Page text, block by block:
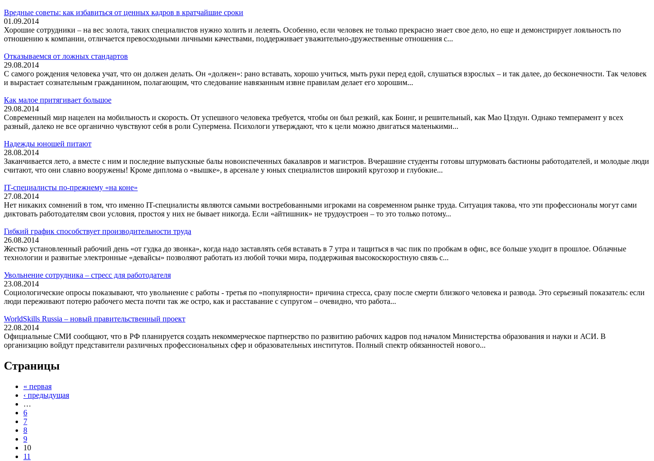
Вредные советы: как избавиться от ценных кадров в кратчайшие сроки
01.09.2014
Хорошие сотрудники – на вес золота, таких специалистов нужно холить и лелеять. Особенно, если человек не только прекрасно знает свое дело, но еще и демонстрирует лояльность по
отношению к компании, отличается превосходными личными качествами, поддерживает уважительно-дружественные отношения с...
Отказываемся от ложных стандартов
29.08.2014
С самого рождения человека учат, что он должен делать. Он «должен»: рано вставать, хорошо учиться, мыть руки перед едой, слушаться взрослых – и так далее, до бесконечности. Так человек
и вырастает сознательным гражданином, полагающим, что следование навязанным извне правилам делает его хорошим...
Как малое притягивает большое
29.08.2014
Современный мир нацелен на мобильность и скорость. От успешного человека требуется, чтобы он был резкий, как Боинг, и решительный, как Мао Цзэдун. Однако темперамент у всех
разный, далеко не все органично чувствуют себя в роли Супермена. Психологи утверждают, что к цели можно двигаться маленькими...
Надежды юношей питают
28.08.2014
Заканчивается лето, а вместе с ним и последние выпускные балы новоиспеченных бакалавров и магистров. Вчерашние студенты готовы штурмовать бастионы работодателей, и молодые люди
считают, что они славно вооружены! Кроме диплома о «вышке», в арсенале у юных специалистов широкий кругозор и глубокие...
IT-специалисты по-прежнему «на коне»
27.08.2014
Нет никаких сомнений в том, что именно IT-специалисты являются самыми востребованными игроками на современном рынке труда. Ситуация такова, что эти профессионалы могут сами
диктовать работодателям свои условия, простоя у них не бывает никогда. Если «айтишник» не трудоустроен – то это только потому...
Гибкий график способствует производительности труда
26.08.2014
Жестко установленный рабочий день «от гудка до звонка», когда надо заставлять себя вставать в 7 утра и тащиться в час пик по пробкам в офис, все больше уходит в прошлое. Облачные
технологии и развитые электронные «девайсы» позволяют работать из любой точки мира, поддерживая высокоскоростную связь с...
Увольнение сотрудника – стресс для работодателя
23.08.2014
Социологические опросы показывают, что увольнение с работы - третья по «популярности» причина стресса, сразу после смерти близкого человека и развода. Это серьезный показатель: если
люди переживают потерю рабочего места почти так же остро, как и расставание с супругом – очевидно, что работа...
WorldSkills Russia – новый правительственный проект
22.08.2014
Официальные СМИ сообщают, что в РФ планируется создать некоммерческое партнерство по развитию рабочих кадров под началом Министерства образования и науки и АСИ. В
организацию войдут представители различных профессиональных сфер и образовательных институтов. Полный спектр обязанностей нового...
Страницы
« первая
‹ предыдущая
…
6
7
8
9
10
11